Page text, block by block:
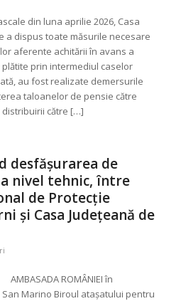
din luna aprilie 2026, Casa
a dispus toate măsurile necesare
aferente achitării în avans a
prin intermediul caselor
au fost realizate demersurile
taloanelor de pensie către
către […]
desfășurarea de
nivel tehnic, între
de Protecție
și Casa Județeană de
în
Marino Biroul atașatului pentru